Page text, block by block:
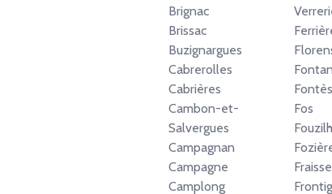
Brignac
Brissac
Buzignargues
Cabrerolles
Cabrières
Cambon-et-
Salvergues
Campagnan
Campagne
Camplong
Fontès
Fos